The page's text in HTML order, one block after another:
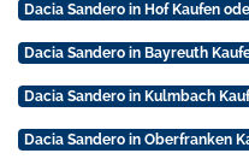
Dacia Sandero in Hof Kaufen
Dacia Sandero in Bayreuth
Dacia Sandero in Kulmbach
Dacia Sandero in Oberfranken